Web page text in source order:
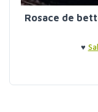
Rosace de
♥